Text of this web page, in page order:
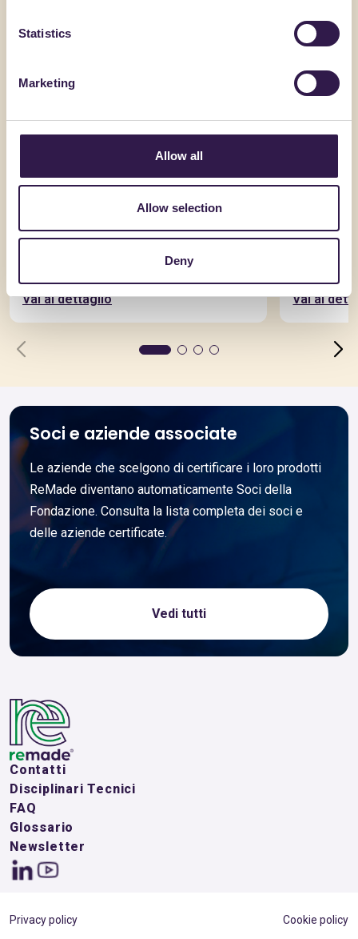
Statistics
Marketing
Allow all
Allow selection
Deny
AQUILAPREM SRL
Vai al dettaglio
SICILGESSO
Vai al
Soci e aziende associate
Le aziende che scelgono di certificare i loro prodotti
ReMade diventano automaticamente Soci della
Fondazione. Consulta la lista completa dei soci e
delle aziende certificate.
Vedi tutti
Contatti
Disciplinari Tecnici
FAQ
Glossario
Newsletter
Privacy policy Cookie policy